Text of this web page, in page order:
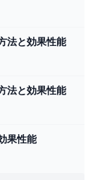
法と効果性能
法と効果性能
果性能